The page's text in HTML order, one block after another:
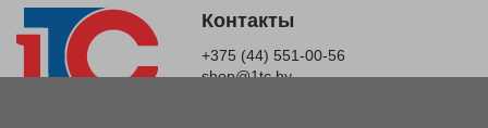
Контакты
+375 (44) 551-00-56
shop@1tc.by